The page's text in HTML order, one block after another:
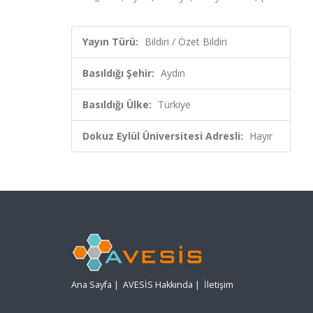
Yayın Türü: Bildiri / Özet Bildiri
Basıldığı Şehir: Aydın
Basıldığı Ülke: Türkiye
Dokuz Eylül Üniversitesi Adresli: Hayır
Ana Sayfa | AVESİS Hakkında | İletişim